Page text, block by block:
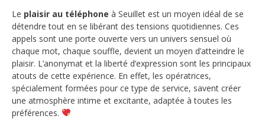
Le plaisir au téléphone à Seuillet est un moyen idéal de se
détendre tout en se libérant des tensions quotidiennes. Ces
appels sont une porte ouverte vers un univers sensuel où
chaque mot, chaque souffle, devient un moyen d’atteindre le
plaisir. L’anonymat et la liberté d’expression sont les principaux
atouts de cette expérience. En effet, les opératrices,
spécialement formées pour ce type de service, savent créer
une atmosphère intime et excitante, adaptée à toutes les
préférences.